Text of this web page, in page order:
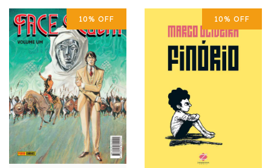
10% OFF 10% OFF